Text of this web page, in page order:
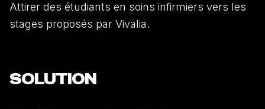
Attirer des étudiants en soins infirmiers vers les
stages proposés par Vivalia.
SOLUTION